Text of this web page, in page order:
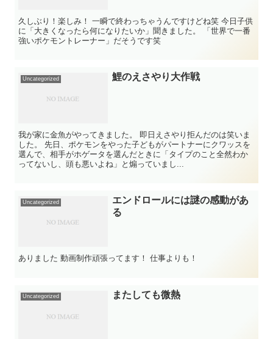
久しぶり！楽しみ！ 一瞬で終わっちゃうんですけどね笑 今日子供
に「大きくなったら何になりたいか」聞きました。 「世界で一番
強いポケモントレーナー」だそうです笑
Uncategorized 鯉のえさやり大作戦
我が家に金魚がやってきました。 即日えさやり拒んだのは笑いま
した。 先日、ポケモンをやった子どもがパートナーにクワッスを
選んで、相手がホゲータを選んだときに「タイプのこと全然わか
ってないし、頭も悪いよね」と煽っていまし...
Uncategorized
エンドロールには謎の感動があ
る
ありました 動画制作頑張ってます！ 仕事よりも！
Uncategorized またしても微熱